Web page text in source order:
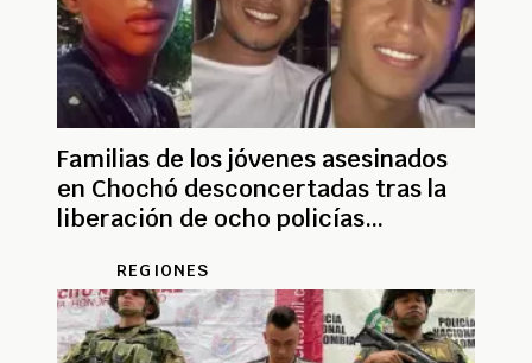
Familias de los jóvenes asesinados
en Chochó desconcertadas tras la
liberación de ocho policías
REGIONES